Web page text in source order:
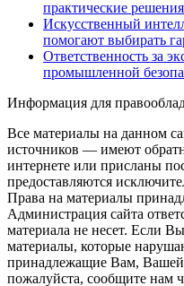
практические
Искусственный
помогают выбирать
Ответственность за
промышленной
Информация для
Все материалы на данном
источников — имеют
интернете или присланы
предоставляются
Права на материалы
Администрация сайта
материала не несет. Если
материалы, которые
принадлежащие Вам,
пожалуйста, сообщите нам